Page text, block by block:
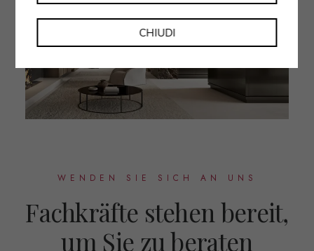
WENDEN SIE SICH AN UNS
Fachkräfte stehen bereit,
um Sie zu beraten
CHIUDI